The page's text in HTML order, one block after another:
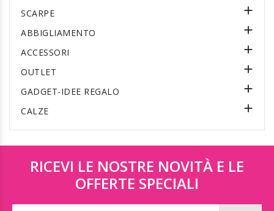
SCARPE 
ABBIGLIAMENTO 
ACCESSORI 
OUTLET 
GADGET-IDEE REGALO 
CALZE 
RICEVI LE NOSTRE NOVITÀ E LE
OFFERTE SPECIALI